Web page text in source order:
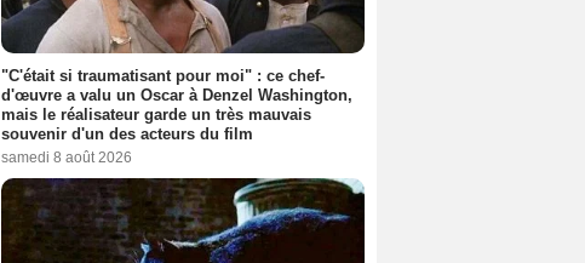
"C'était si traumatisant pour moi" : ce chef-
d'œuvre a valu un Oscar à Denzel Washington,
mais le réalisateur garde un très mauvais
souvenir d'un des acteurs du film
samedi 8 août 2026